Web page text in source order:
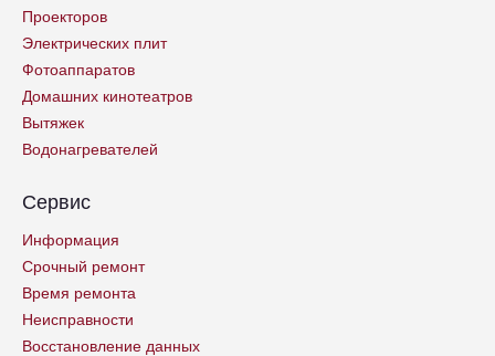
Проекторов
Электрических плит
Фотоаппаратов
Домашних кинотеатров
Вытяжек
Водонагревателей
Сервис
Информация
Срочный ремонт
Время ремонта
Неисправности
Восстановление данных